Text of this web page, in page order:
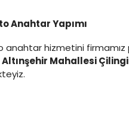
Anahtar Yapımı
anahtar hizmetini
Mahallesi